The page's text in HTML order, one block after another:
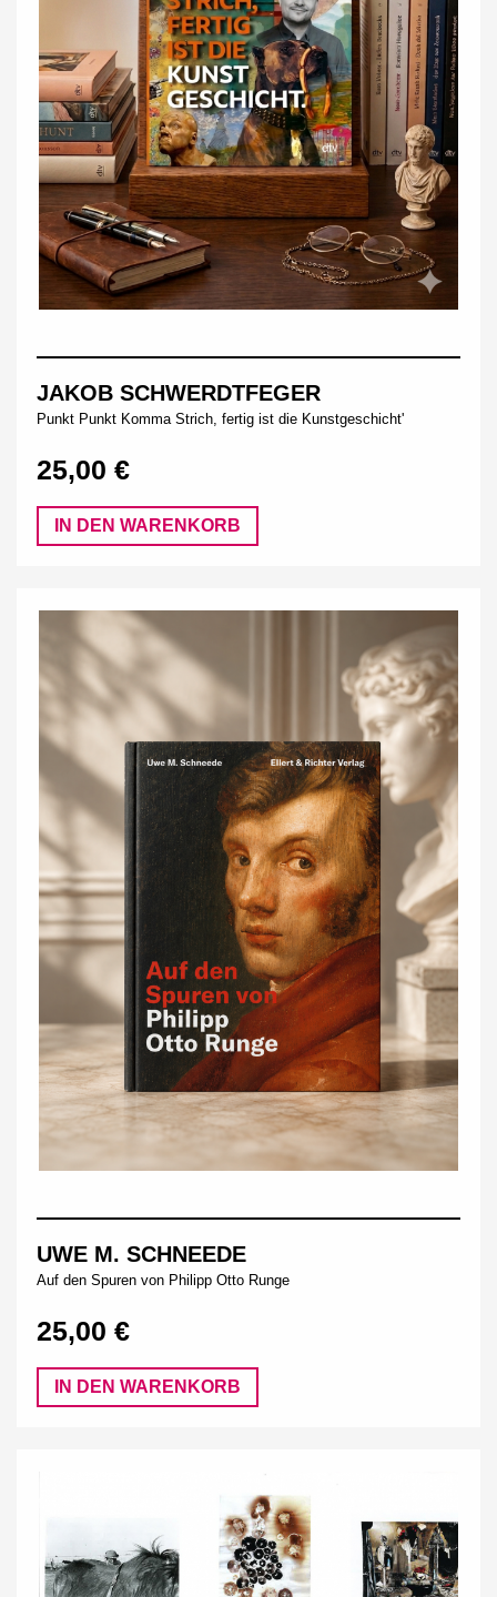
JAKOB SCHWERDTFEGER
Punkt Punkt Komma Strich, fertig ist die Kunstgeschicht'
25,00 €
IN DEN WARENKORB
UWE M. SCHNEEDE
Auf den Spuren von Philipp Otto Runge
25,00 €
IN DEN WARENKORB